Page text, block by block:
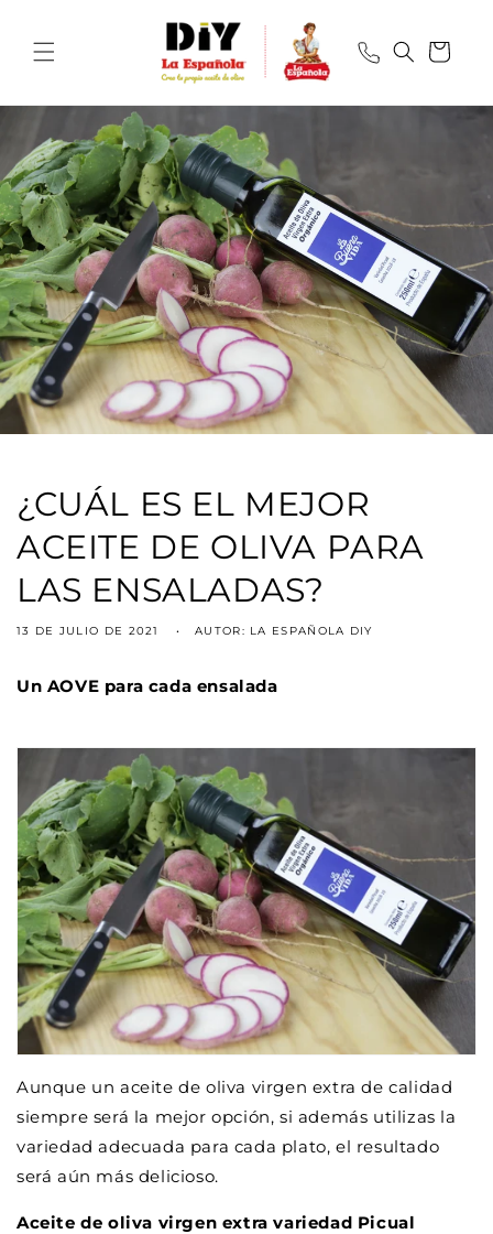
al contenido
Carrito
¿CUÁL ES EL MEJOR
ACEITE DE OLIVA PARA
LAS ENSALADAS?
13 DE JULIO DE 2021 AUTOR: LA ESPAÑOLA DIY
Un AOVE para cada ensalada
Aunque un aceite de oliva virgen extra de calidad
siempre será la mejor opción, si además utilizas la
variedad adecuada para cada plato, el resultado
será aún más delicioso.
Aceite de oliva virgen extra variedad Picual